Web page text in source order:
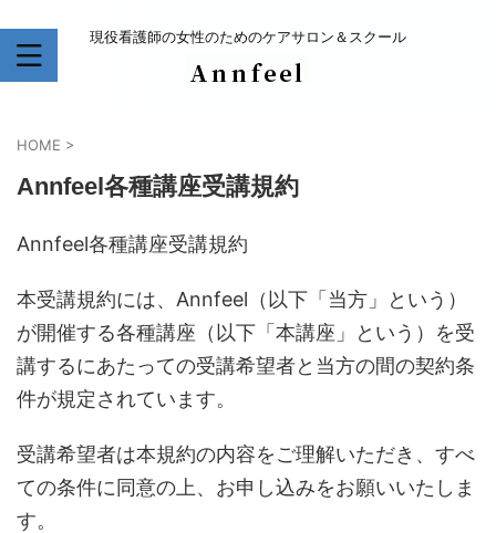
現役看護師の女性のためのケアサロン＆スクール
HOME >
Annfeel各種講座受講規約
Annfeel各種講座受講規約
本受講規約には、Annfeel（以下「当方」という）
が開催する各種講座（以下「本講座」という）を受
講するにあたっての受講希望者と当方の間の契約条
件が規定されています。
受講希望者は本規約の内容をご理解いただき、すべ
ての条件に同意の上、お申し込みをお願いいたしま
す。